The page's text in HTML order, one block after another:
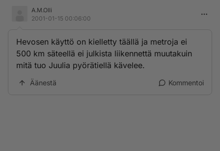
A.M.Olli
2001-01-15 00:06:00
Hevosen käyttö on kielletty täällä ja metroja ei
500 km säteellä ei julkista liikennettä muutakuin
mitä tuo Juulia pyörätiellä kävelee.
Äänestä Kommentoi